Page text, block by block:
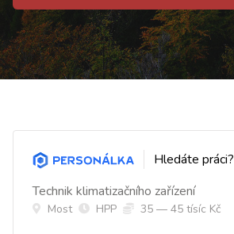
Hledáte práci?
Technik klimatizačního zařízení
Most HPP 35 — 45 tísíc Kč